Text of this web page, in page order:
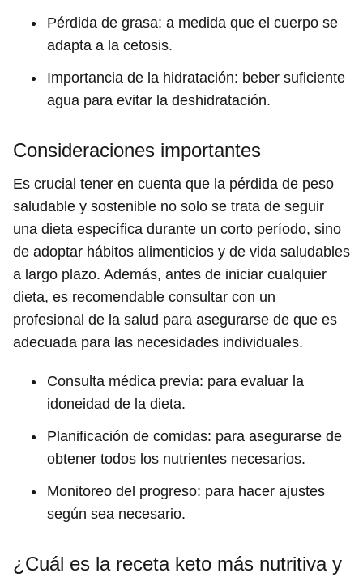
Pérdida de grasa: a medida que el cuerpo se
adapta a la cetosis.
Importancia de la hidratación: beber suficiente
agua para evitar la deshidratación.
Consideraciones importantes
Es crucial tener en cuenta que la pérdida de peso
saludable y sostenible no solo se trata de seguir
una dieta específica durante un corto período, sino
de adoptar hábitos alimenticios y de vida saludables
a largo plazo. Además, antes de iniciar cualquier
dieta, es recomendable consultar con un
profesional de la salud para asegurarse de que es
adecuada para las necesidades individuales.
Consulta médica previa: para evaluar la
idoneidad de la dieta.
Planificación de comidas: para asegurarse de
obtener todos los nutrientes necesarios.
Monitoreo del progreso: para hacer ajustes
según sea necesario.
¿Cuál es la receta keto más nutritiva y